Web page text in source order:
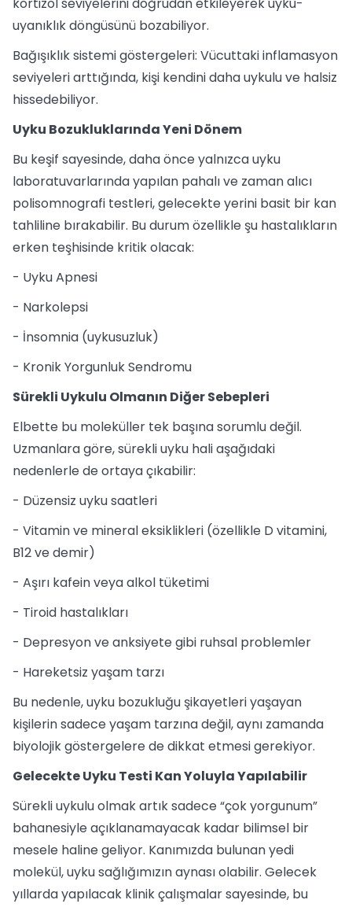
uyanıklık döngüsünü bozabiliyor.
Bağışıklık sistemi göstergeleri: Vücuttaki inflamasyon
seviyeleri arttığında, kişi kendini daha uykulu ve halsiz
hissedebiliyor.
Uyku Bozukluklarında Yeni Dönem
Bu keşif sayesinde, daha önce yalnızca uyku
laboratuvarlarında yapılan pahalı ve zaman alıcı
polisomnografi testleri, gelecekte yerini basit bir kan
tahliline bırakabilir. Bu durum özellikle şu hastalıkların
erken teşhisinde kritik olacak:
- Uyku Apnesi
- Narkolepsi
- İnsomnia (uykusuzluk)
- Kronik Yorgunluk Sendromu
Sürekli Uykulu Olmanın Diğer Sebepleri
Elbette bu moleküller tek başına sorumlu değil.
Uzmanlara göre, sürekli uyku hali aşağıdaki
nedenlerle de ortaya çıkabilir:
- Düzensiz uyku saatleri
- Vitamin ve mineral eksiklikleri (özellikle D vitamini,
B12 ve demir)
- Aşırı kafein veya alkol tüketimi
- Tiroid hastalıkları
- Depresyon ve anksiyete gibi ruhsal problemler
- Hareketsiz yaşam tarzı
Bu nedenle, uyku bozukluğu şikayetleri yaşayan
kişilerin sadece yaşam tarzına değil, aynı zamanda
biyolojik göstergelere de dikkat etmesi gerekiyor.
Gelecekte Uyku Testi Kan Yoluyla Yapılabilir
Sürekli uykulu olmak artık sadece “çok yorgunum”
bahanesiyle açıklanamayacak kadar bilimsel bir
mesele haline geliyor. Kanımızda bulunan yedi
molekül, uyku sağlığımızın aynası olabilir. Gelecek
yıllarda yapılacak klinik çalışmalar sayesinde, bu